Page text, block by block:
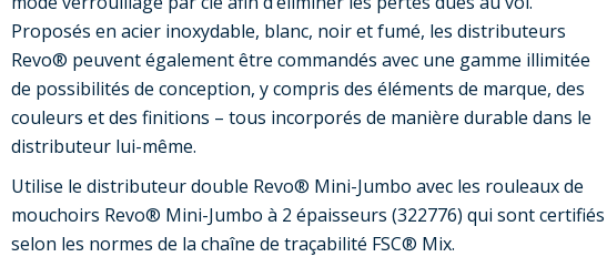
Proposés en acier inoxydable, blanc, noir et fumé, les distributeurs
Revo® peuvent également être commandés avec une gamme illimitée
de possibilités de conception, y compris des éléments de marque, des
couleurs et des finitions – tous incorporés de manière durable dans le
distributeur lui-même.
Utilise le distributeur double Revo® Mini-Jumbo avec les rouleaux de
mouchoirs Revo® Mini-Jumbo à 2 épaisseurs (322776) qui sont certifiés
selon les normes de la chaîne de traçabilité FSC® Mix.